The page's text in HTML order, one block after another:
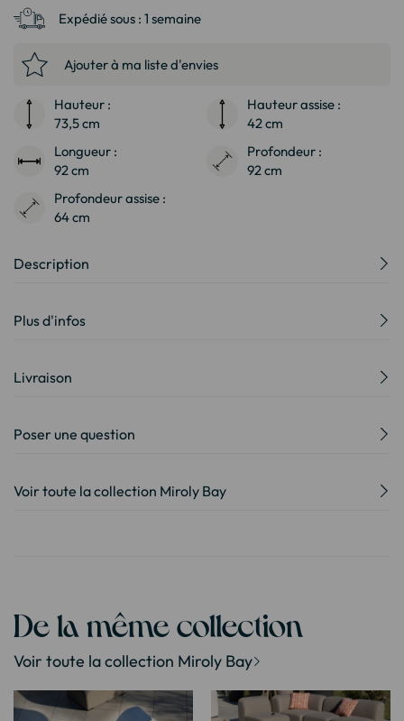
Expédié sous : 1 semaine
Ajouter à ma liste d'envies
Hauteur :
73,5 cm
Hauteur assise :
42 cm
Longueur :
92 cm
Profondeur :
92 cm
Profondeur assise :
64 cm
Description
Plus d'infos
Livraison
Poser une question
Voir toute la collection Miroly Bay
De la même collection
Voir toute la collection Miroly Bay